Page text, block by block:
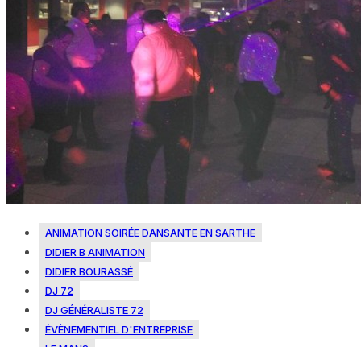
ANIMATION SOIRÉE DANSANTE EN SARTHE
DIDIER B ANIMATION
DIDIER BOURASSÉ
DJ 72
DJ GÉNÉRALISTE 72
ÉVÈNEMENTIEL D'ENTREPRISE